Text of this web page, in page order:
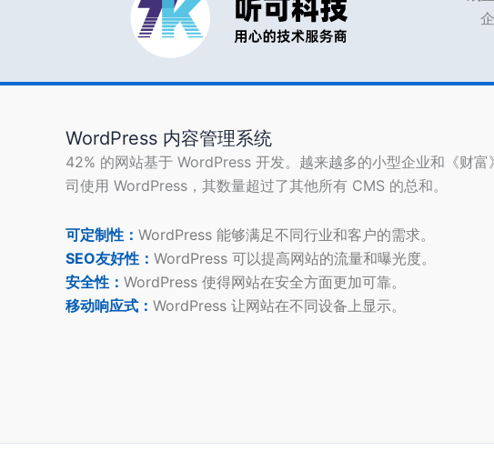
WordPress 内容管理系统
42% 的网站基于 WordPress 开发。越来越多的小型企业和《财
司使用 WordPress，其数量超过了其他所有 CMS 的总和。
可定制性： WordPress 能够满足不同行业和客户的需求。
SEO友好性： WordPress 可以提高网站的流量和曝光度。
安全性： WordPress 使得网站在安全方面更加可靠。
移动响应式： WordPress 让网站在不同设备上显示。